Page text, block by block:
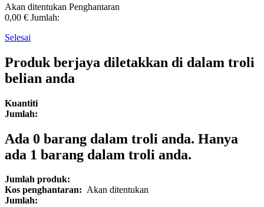
Akan ditentukan Penghantaran
0,00 € Jumlah:
Selesai
Produk berjaya diletakkan di dalam troli
belian anda
Kuantiti
Jumlah:
Ada 0 barang dalam troli anda. Hanya
ada 1 barang dalam troli anda.
Jumlah produk:
Kos penghantaran: Akan ditentukan
Jumlah: